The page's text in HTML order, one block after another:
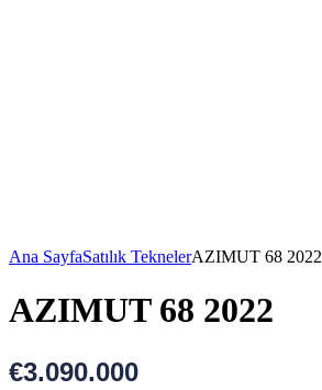
Ana SayfaSatılık TeknelerAZIMUT 68 2022
AZIMUT 68 2022
€3.090.000